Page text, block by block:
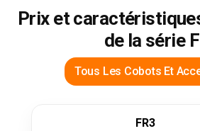
Prix et
de la série
Tous Les Cobots Et
FR3